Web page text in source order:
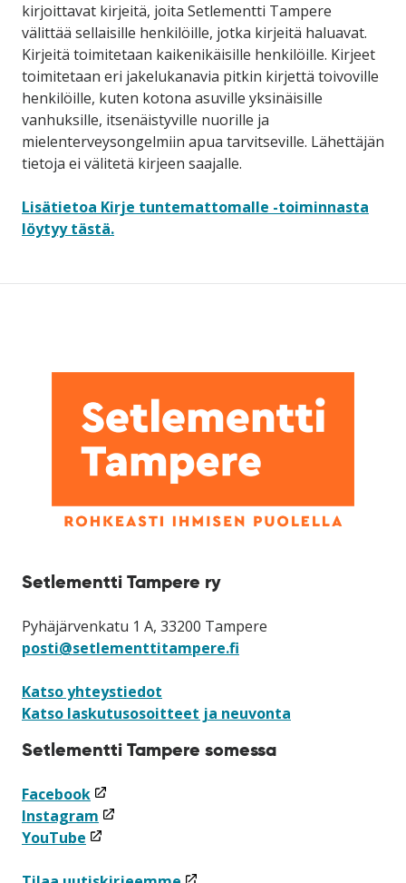
kirjoittavat kirjeitä, joita Setlementti Tampere
välittää sellaisille henkilöille, jotka kirjeitä haluavat.
Kirjeitä toimitetaan kaikenikäisille henkilöille. Kirjeet
toimitetaan eri jakelukanavia pitkin kirjettä toivoville
henkilöille, kuten kotona asuville yksinäisille
vanhuksille, itsenäistyville nuorille ja
mielenterveysongelmiin apua tarvitseville. Lähettäjän
tietoja ei välitetä kirjeen saajalle.
Lisätietoa Kirje tuntemattomalle -toiminnasta
löytyy tästä.
Setlementti Tampere ry
Pyhäjärvenkatu 1 A, 33200 Tampere
posti@setlementtitampere.fi
Katso yhteystiedot
Katso laskutusosoitteet ja neuvonta
Setlementti Tampere somessa
Facebook(linkki
avataan
uuteen
Instagram (linkki
avataan
YouTube (linkki